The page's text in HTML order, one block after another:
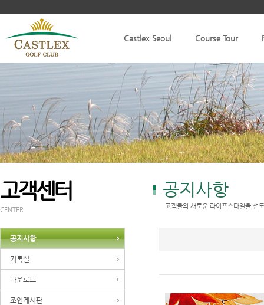
Castlex Seoul Course Tour
고객센터
CENTER
공지사항
기록실
다운로드
조인게시판
공지사항
고객들의 새로운 라이프스타일을 선